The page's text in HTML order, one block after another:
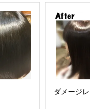
ダメージ